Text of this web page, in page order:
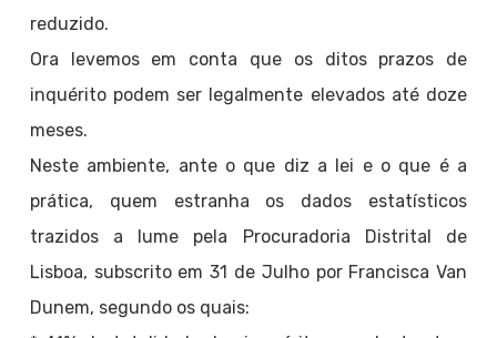
reduzido.
Ora levemos em conta que os ditos prazos de
inquérito podem ser legalmente elevados até doze
meses.
Neste ambiente, ante o que diz a lei e o que é a
prática, quem estranha os dados estatísticos
trazidos a lume pela Procuradoria Distrital de
Lisboa, subscrito em 31 de Julho por Francisca Van
Dunem, segundo os quais: